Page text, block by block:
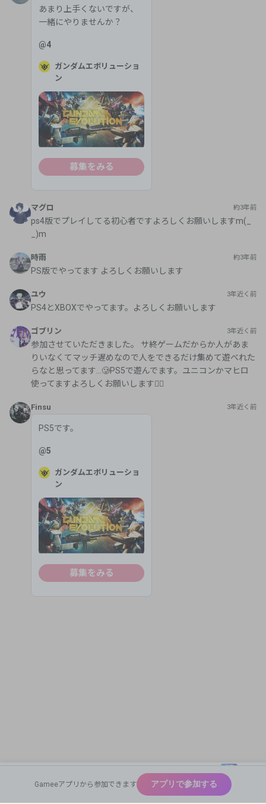
Auto Match
注目
広めたい
神ゲー
あまり上手くないですが、
一緒にやりませんか？
@4
ガンダムエボリューショ
ン
募集をみる
マグロ 約3年前
ps4版でプレイしてる初心者ですよろしくお願いしますm(_
_)m
時雨 約3年前
PS版でやってます よろしくお願いします
ユウ 3年近く前
PS4とXBOXでやってます。よろしくお願いします
ゴブリン 3年近く前
参加させていただきました。 サ終ゲームだからか人があま
りいなくてマッチ遅めなので人をできるだけ集めて遊べれた
らなと思ってます…🥲‎PS5で遊んでます。ユニコンかマヒロ
使ってますよろしくお願いします🙇‍♀️
Finsu 3年近く前
PS5です。
@5
ガンダムエボリューショ
ン
募集をみる
Gameeアプリから参加できます アプリで参加する